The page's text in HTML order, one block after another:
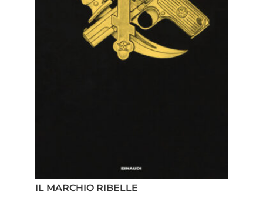
IL MARCHIO RIBELLE